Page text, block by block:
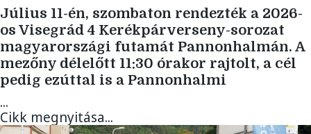
Július 11-én, szombaton rendezték a 2026-
os Visegrád 4 Kerékpárverseny-sorozat
magyarországi futamát Pannonhalmán. A
mezőny délelőtt 11:30 órakor rajtolt, a cél
pedig ezúttal is a Pannonhalmi
...
Cikk megnyitása...